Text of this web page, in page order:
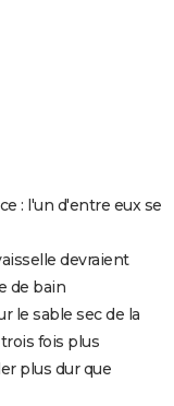
: l'un d'entre eux se
devraient
de bain
le sable sec de la
fois plus
plus dur que